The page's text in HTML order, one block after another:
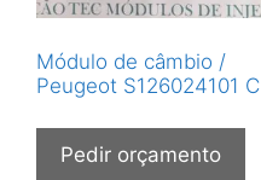
Módulo de câmbio /
Peugeot S126024101 C
Pedir orçamento